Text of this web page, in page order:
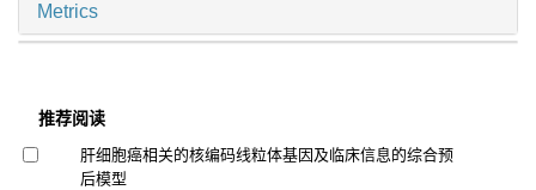
Metrics
推荐阅读
肝细胞癌相关的核编码线粒体基因及临床信息的综合预
后模型